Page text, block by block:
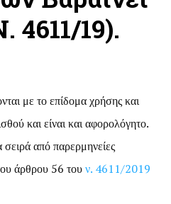
4611/19).
με το επίδομα χρήσης και
και είναι και αφορολόγητο.
από παρερμηνείες
άρθρου 56 τουν. 4611/2019